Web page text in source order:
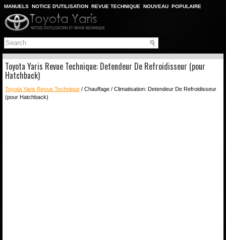
MANUELS NOTICE D'UTILISATION REVUE TECHNIQUE NOUVEAU POPULAIRE
PLAN DU SITE
CHERCHER
Toyota Yaris Revue Technique: Detendeur De Refroidisseur (pour
Hatchback)
Toyota Yaris Revue Technique / Chauffage / Climatisation: Detendeur De Refroidisseur
(pour Hatchback)